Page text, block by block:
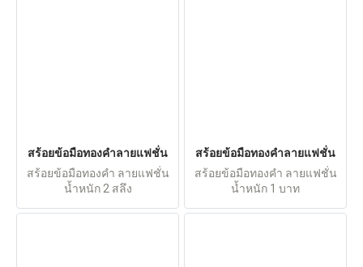
สร้อยข้อมือทองคำลายแฟชั่น
สร้อยข้อมือทองคำ ลายแฟชั่น
น้ำหนัก 2 สลึง
สร้อยข้อมือทองคำลายแฟชั่น
สร้อยข้อมือทองคำ ลายแฟชั่น
น้ำหนัก 1 บาท